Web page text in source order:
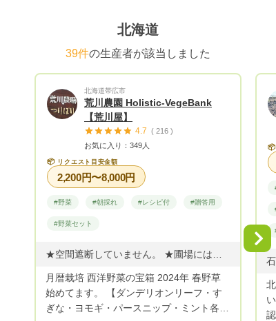
北海道
39件の生産者が該当しました
北海道帯広市
荒川農園 Holistic-VegeBank
【荒川屋】
4.7 ( 216 )
お気に入り：349人
📦 リクエスト目安金額
2,200円〜8,000円
#野菜 #朝採れ #レシピ付 #贈答用
#野菜セット
月暦栽培 西洋野菜の宝箱 2024年 春野草
始めてます。 【ダンデリオンリーフ・す
ぎな・ヨモギ・パースニップ・ミント各種
📦